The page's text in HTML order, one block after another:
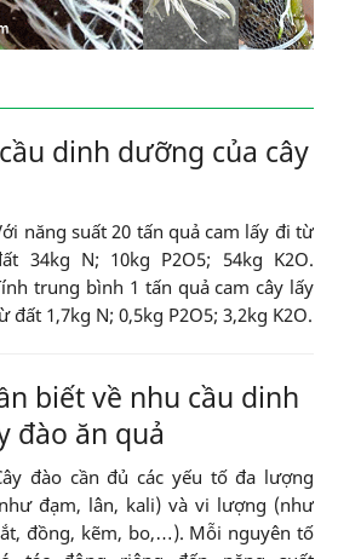
dinh dưỡng của cây
năng suất 20 tấn quả cam lấy đi từ
34kg N; 10kg P2O5; 54kg K2O.
trung bình 1 tấn quả cam cây lấy
đất 1,7kg N; 0,5kg P2O5; 3,2kg K2O.
biết về nhu cầu dinh
đào ăn quả
đào cần đủ các yếu tố đa lượng
đạm, lân, kali) và vi lượng (như
đồng, kẽm, bo,…). Mỗi nguyên tố